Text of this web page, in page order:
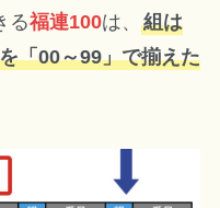
る福連100は、 組は
「00～99」で揃えた